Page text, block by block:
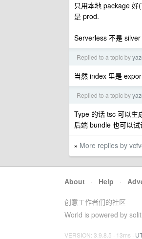
只用本地 package
是 prod.
Serverless 不是
Replied to a topic by
当然 index 里是
Replied to a topic by
Type 的话 tsc 可以生
后端 bundle 也可以
» More replies by
About · Help ·
创意工作者们的社区
World is powered by
VERSION: 3.9.8.5 · 13ms ·